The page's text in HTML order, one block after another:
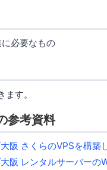
必要なもの
す。
参考資料
阪 さくらのVPSを構築
阪 レンタルサーバーの